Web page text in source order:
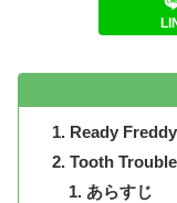
Ready
Tooth Trouble
あらすじ